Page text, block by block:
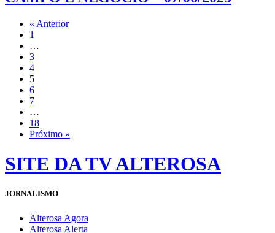
« Anterior
1
…
3
4
5
6
7
…
18
Próximo »
SITE DA TV ALTEROSA
JORNALISMO
Alterosa Agora
Alterosa Alerta